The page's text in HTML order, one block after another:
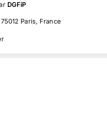
DGFiP
Paris, France